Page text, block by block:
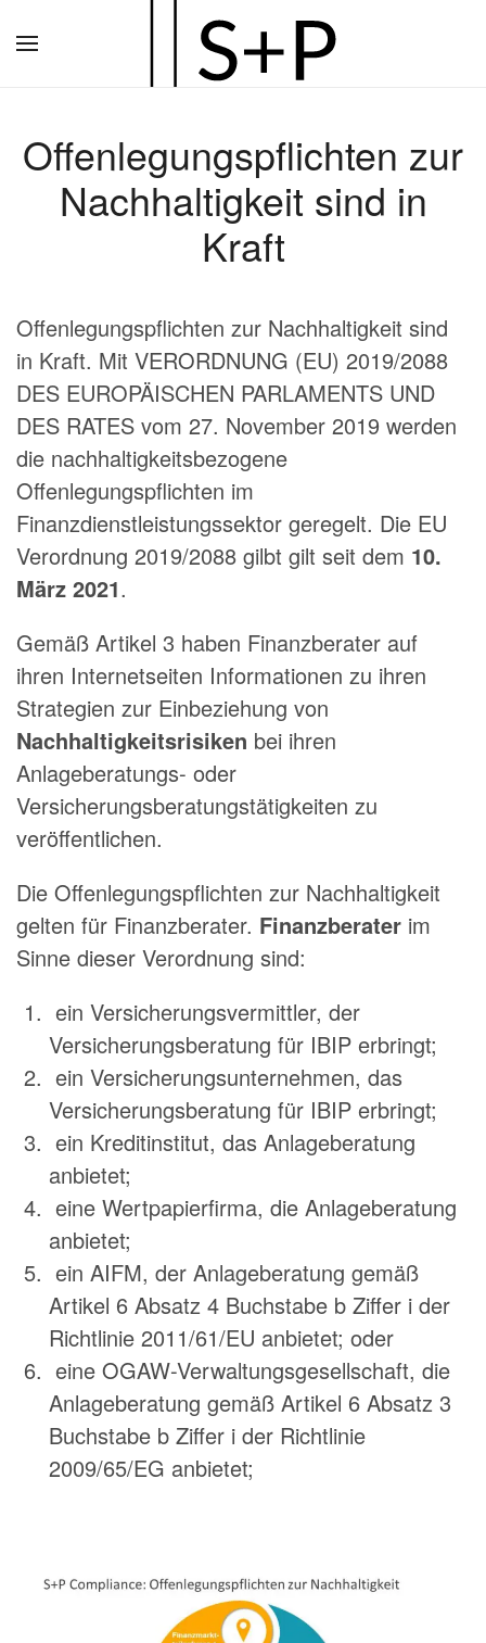
Hauptinhalt
Offenlegungspflichten zur
Nachhaltigkeit sind in
Kraft
Offenlegungspflichten zur Nachhaltigkeit sind
in Kraft. Mit VERORDNUNG (EU) 2019/2088
DES EUROPÄISCHEN PARLAMENTS UND
DES RATES vom 27. November 2019 werden
die nachhaltigkeitsbezogene
Offenlegungspflichten im
Finanzdienstleistungssektor geregelt. Die EU
Verordnung 2019/2088 gilbt gilt seit dem 10.
März 2021.
Gemäß Artikel 3 haben Finanzberater auf
ihren Internetseiten Informationen zu ihren
Strategien zur Einbeziehung von
Nachhaltigkeitsrisiken bei ihren
Anlageberatungs- oder
Versicherungsberatungstätigkeiten zu
veröffentlichen.
Die Offenlegungspflichten zur Nachhaltigkeit
gelten für Finanzberater. Finanzberater im
Sinne dieser Verordnung sind:
ein Versicherungsvermittler, der
Versicherungsberatung für IBIP erbringt;
ein Versicherungsunternehmen, das
Versicherungsberatung für IBIP erbringt;
ein Kreditinstitut, das Anlageberatung
anbietet;
eine Wertpapierfirma, die Anlageberatung
anbietet;
ein AIFM, der Anlageberatung gemäß
Artikel 6 Absatz 4 Buchstabe b Ziffer i der
Richtlinie 2011/61/EU anbietet; oder
eine OGAW-Verwaltungsgesellschaft, die
Anlageberatung gemäß Artikel 6 Absatz 3
Buchstabe b Ziffer i der Richtlinie
2009/65/EG anbietet;